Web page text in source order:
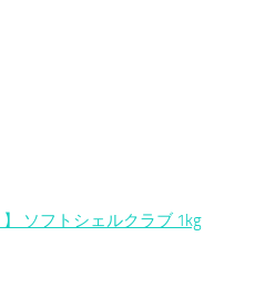
】 ソフトシェルクラブ 1kg